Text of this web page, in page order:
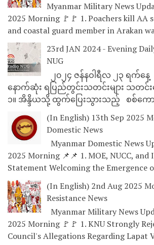
Myanmar Military News
2025 Morning 🚩🚩 1. Poachers kill AA
and coastal guard member in Arakan
23rd JAN 2024 - Evening
NUG
၂၀၂၄ ဇန်နဝါရီလ ၂၃ ရက်န
နောက်ဆုံး ရပြည်တွင်းသတင်းများ သတင်းခ
၁။ အိန္ဒိယသို့ ထွက်ပြေးသွားသည့် စစ်ကော
(In English) 13th Sep 2025
Domestic News
Myanmar Domestic News
2025 Morning 📌📌 1. MOE, NUCC, and
Statement Welcoming the Emergence
(In English) 2nd Aug 2025
Resistance News
Myanmar Military News
2025 Morning 🚩🚩 1. KNU Strongly
Council's Allegations Regarding Lapat